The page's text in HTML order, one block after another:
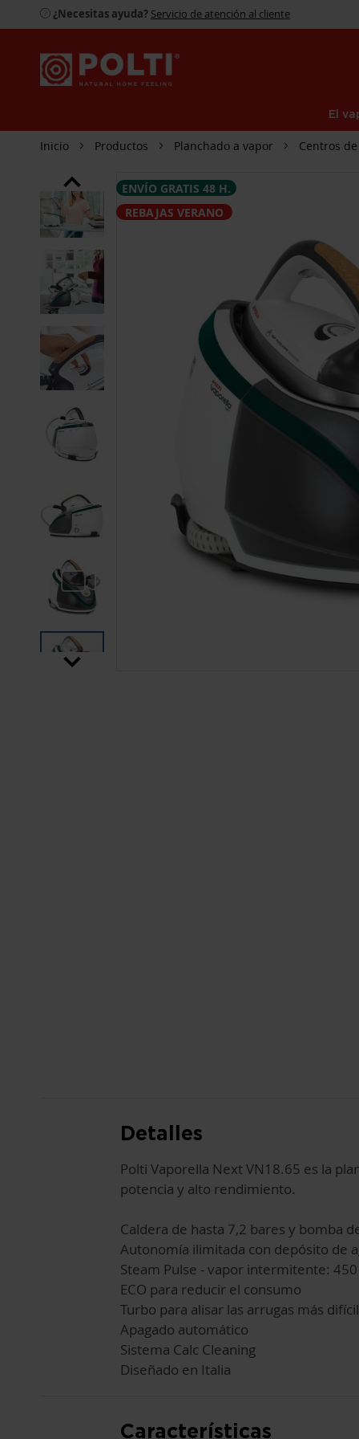
¿Necesitas ayuda? Servicio de atención al cliente
El
Inicio Productos Planchado a vapor Centros
SALTAR
AL
FINAL
DE
LA
GALERÍA
DE
IMÁGENES
ENVÍO GRATIS 48 H.
REBAJAS VERANO
Detalles
Polti Vaporella Next VN18.65 es la
potencia y alto rendimiento.
Caldera de hasta 7,2 bares y bomba
Autonomía ilimitada con depósito de
Steam Pulse - vapor intermitente: 450
ECO para reducir el consumo
Turbo para alisar las arrugas más
Apagado automático
Sistema Calc Cleaning
Diseñado en Italia
Características